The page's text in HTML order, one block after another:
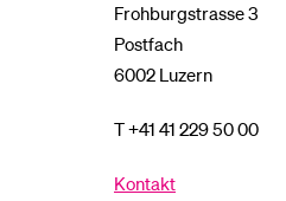
Frohburgstrasse 3
Postfach
6002 Luzern
T +41 41 229 50 00
Kontakt